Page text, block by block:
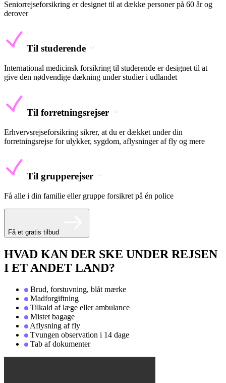
Seniorrejseforsikring er designet til at dække personer på 60 år og
derover
Til studerende
International medicinsk forsikring til studerende er designet til at
give den nødvendige dækning under studier i udlandet
Til forretningsrejser
Erhvervsrejseforsikring sikrer, at du er dækket under din
forretningsrejse for ulykker, sygdom, aflysninger af fly og mere
Til grupperejser
Få alle i din familie eller gruppe forsikret på én police
Få et gratis tilbud
HVAD KAN DER SKE UNDER REJSEN
I ET ANDET LAND?
Brud, forstuvning, blåt mærke
Madforgiftning
Tilkald af læge eller ambulance
Mistet bagage
Aflysning af fly
Tvungen observation i 14 dage
Tab af dokumenter